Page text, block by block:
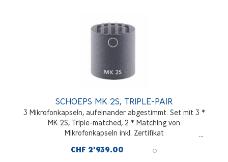
SCHOEPS MK 2S, TRIPLE-PAIR
3 Mikrofonkapseln, aufeinander abgestimmt. Set mit 3 *
MK 2S, Triple-matched, 2 * Matching von
Mikrofonkapseln inkl. Zertifikat
CHF 2'939.00